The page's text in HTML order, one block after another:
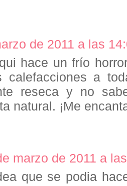
de 2011 a las
hace un frío
calefacciones a
reseca y no
natural. ¡Me
marzo de 2011 a
que se podia